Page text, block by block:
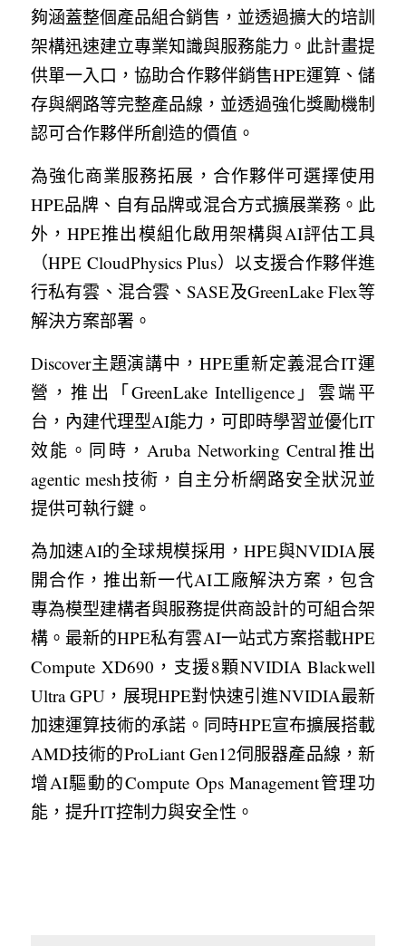
夠涵蓋整個產品組合銷售，並透過擴大的培訓
架構迅速建立專業知識與服務能力。此計畫提
供單一入口，協助合作夥伴銷售HPE運算、儲
存與網路等完整產品線，並透過強化獎勵機制
認可合作夥伴所創造的價值。
為強化商業服務拓展，合作夥伴可選擇使用
HPE品牌、自有品牌或混合方式擴展業務。此
外，HPE推出模組化啟用架構與AI評估工具
（HPE CloudPhysics Plus）以支援合作夥伴進
行私有雲、混合雲、SASE及GreenLake Flex等
解決方案部署。
Discover主題演講中，HPE重新定義混合IT運
營，推出「GreenLake Intelligence」雲端平
台，內建代理型AI能力，可即時學習並優化IT
效能。同時，Aruba Networking Central推出
agentic mesh技術，自主分析網路安全狀況並
提供可執行鍵。
為加速AI的全球規模採用，HPE與NVIDIA展
開合作，推出新一代AI工廠解決方案，包含
專為模型建構者與服務提供商設計的可組合架
構。最新的HPE私有雲AI一站式方案搭載HPE
Compute XD690，支援8顆NVIDIA Blackwell
Ultra GPU，展現HPE對快速引進NVIDIA最新
加速運算技術的承諾。同時HPE宣布擴展搭載
AMD技術的ProLiant Gen12伺服器產品線，新
增AI驅動的Compute Ops Management管理功
能，提升IT控制力與安全性。